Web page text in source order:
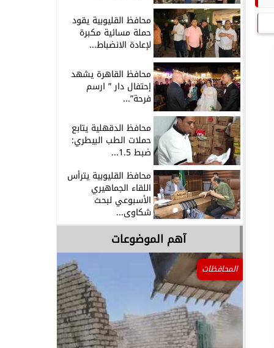
محافظ القليوبية يقود
حملة مسائية مكبرة
لإعادة الانضباط...
محافظ القاهرة يشهد
إحتفال دار ” ارسم
فرحة”...
محافظ الدقهلية يتابع
حملات الطب البيطري:
ضبط 1.5...
محافظ القليوبية يترأس
اللقاء الجماهيري
الأسبوعي لبحث
شكاوى...
آهم الموضوعات
المحافظات